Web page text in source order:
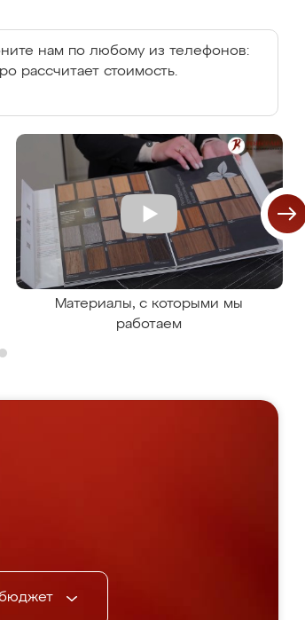
нам по любому из телефонов:
рассчитает стоимость.
Материалы, с которыми мы
работаем